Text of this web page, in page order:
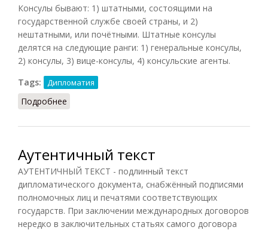
Консулы бывают: 1) штатными, состоящими на
государственной службе своей страны, и 2)
нештатными, или почётными. Штатные консулы
делятся на следующие ранги: 1) генеральные консулы,
2) консулы, 3) вице-консулы, 4) консульские агенты.
Tags:
Дипломатия
Подробнее
Аутентичный текст
АУТЕНТИЧНЫЙ ТЕКСТ - подлинный текст
дипломатического документа, снабжённый подписями
полномочных лиц и печатями соответствующих
государств. При заключении международных договоров
нередко в заключительных статьях самого договора